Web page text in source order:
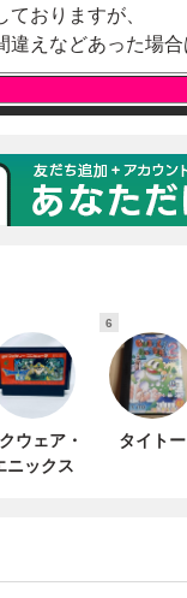
ウェア・
ニックス
6
タイトー